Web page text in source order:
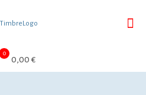
0
0,00 €